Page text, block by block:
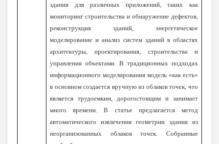
здания для различных приложений, таких как
мониторинг строительства и обнаружение дефектов,
реконструкция зданий, энергетическое
моделирование и анализ систем зданий в областях
архитектуры, проектирования, строительства и
управления объектами. В традиционных подходах
информационного моделирования модель «как есть»
в основном создается вручную из облаков точек, что
является трудоемким, дорогостоящим и занимает
много времени. В статье предлагается метод
автоматического извлечения геометрии здания из
неорганизованных облаков точек. Собранные